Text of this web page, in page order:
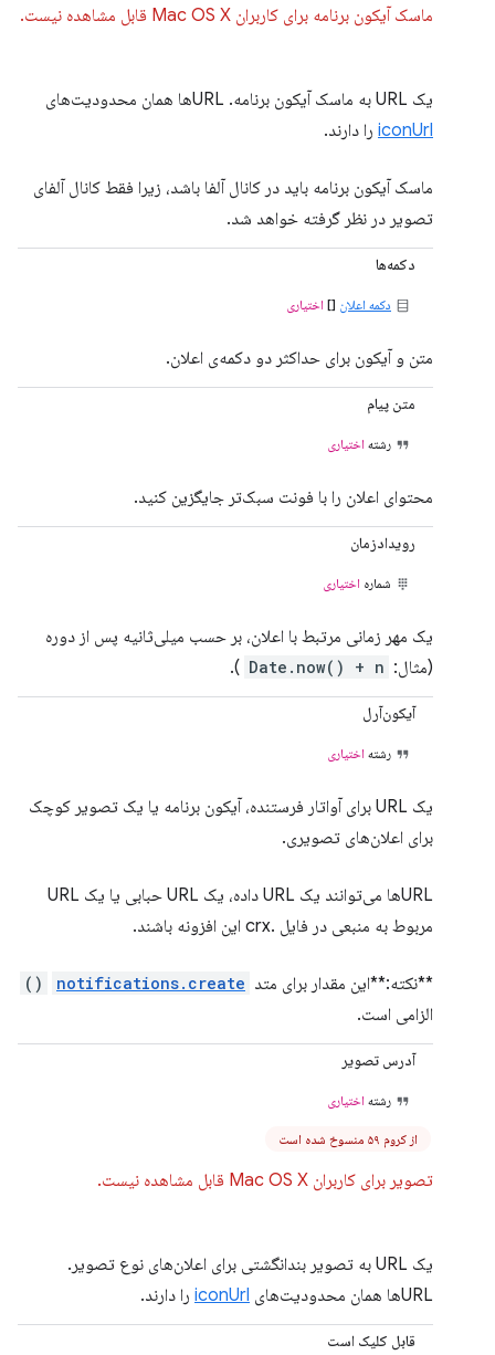
ماسک آیکون برنامه برای کاربران Mac OS X قابل مشاهده نیست.
یک URL به ماسک آیکون برنامه. URLها همان محدودیت‌های
iconUrl را دارند.
ماسک آیکون برنامه باید در کانال آلفا باشد، زیرا فقط کانال آلفای
تصویر در نظر گرفته خواهد شد.
دکمه‌ها
دکمه اعلان [] اختیاری
متن و آیکون برای حداکثر دو دکمه‌ی اعلان.
متن پیام
رشته اختیاری
محتوای اعلان را با فونت سبک‌تر جایگزین کنید.
رویدادزمان
شماره اختیاری
یک مهر زمانی مرتبط با اعلان، بر حسب میلی‌ثانیه پس از دوره
(مثال: Date.now() + n
).
آیکون‌آرل
رشته اختیاری
یک URL برای آواتار فرستنده، آیکون برنامه یا یک تصویر کوچک
برای اعلان‌های تصویری.
URLها می‌توانند یک URL داده، یک URL حبابی یا یک URL
مربوط به منبعی در فایل .crx این افزونه باشند.
**نکته:**این مقدار برای متد notifications.create
()
الزامی است.
آدرس تصویر
رشته اختیاری
از کروم ۵۹ منسوخ شده است
تصویر برای کاربران Mac OS X قابل مشاهده نیست.
یک URL به تصویر بندانگشتی برای اعلان‌های نوع تصویر.
URLها همان محدودیت‌های
iconUrl را دارند.
قابل کلیک است